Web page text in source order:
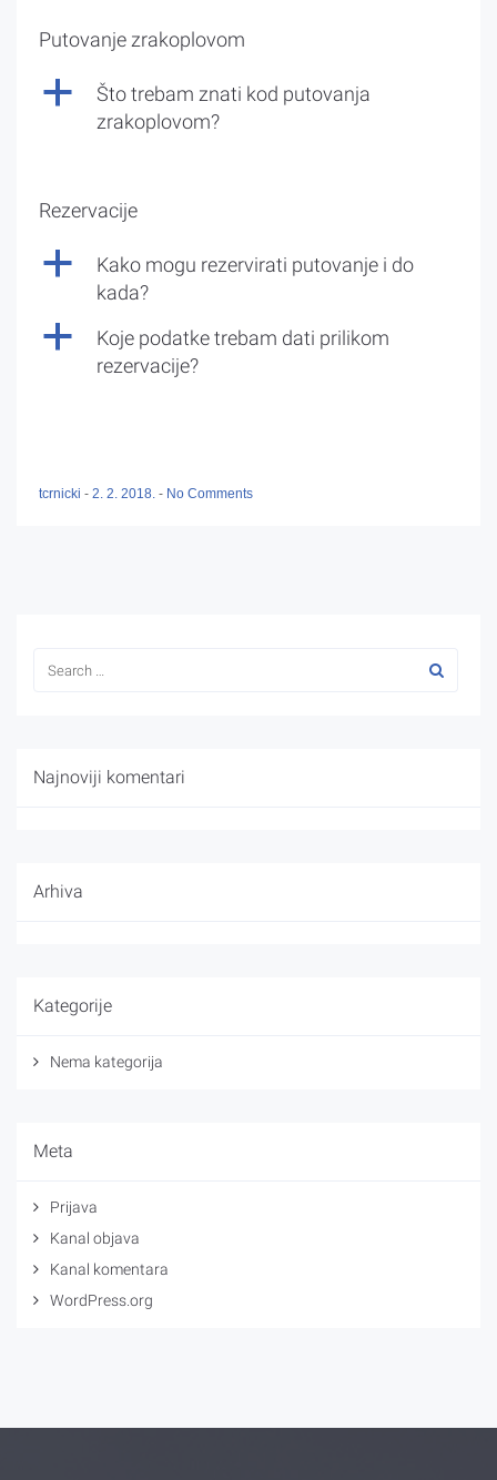
Putovanje zrakoplovom
a
Što trebam znati kod putovanja
zrakoplovom?
Rezervacije
a
Kako mogu rezervirati putovanje i do
kada?
a
Koje podatke trebam dati prilikom
rezervacije?
tcrnicki - 2. 2. 2018. - No Comments
Najnoviji komentari
Arhiva
Kategorije
Nema kategorija
Meta
Prijava
Kanal objava
Kanal komentara
WordPress.org